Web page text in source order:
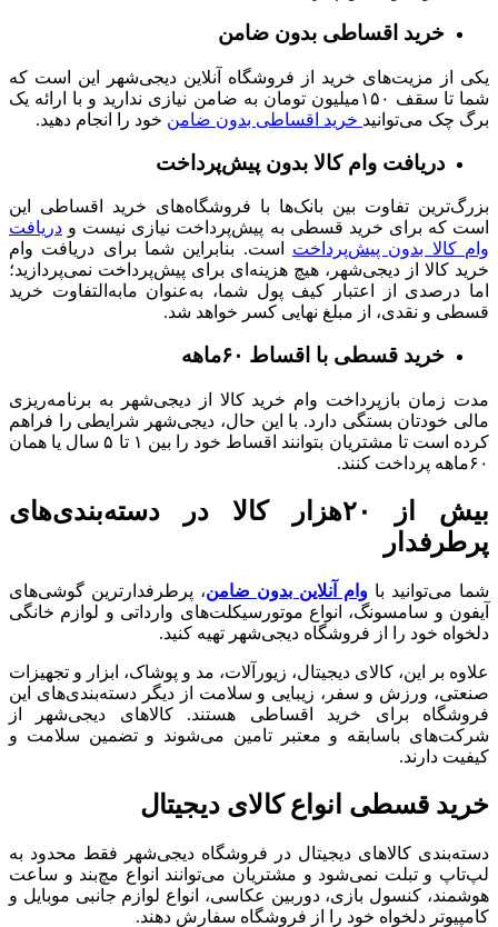
خرید اقساطی بدون ضامن
یکی از مزیت‌های خرید از فروشگاه آنلاین دیجی‌شهر این است که
شما تا سقف ۱۵۰میلیون تومان به ضامن نیازی ندارید و با ارائه یک
برگ چک می‌توانید خرید اقساطی بدون ضامن خود را انجام دهید.
دریافت وام کالا بدون پیش‌پرداخت
بزرگ‌ترین تفاوت بین بانک‌ها با فروشگاه‌های خرید اقساطی این
است که برای خرید قسطی به پیش‌پرداخت نیازی نیست و دریافت
وام کالا بدون پیش‌پرداخت
است. بنابراین شما برای دریافت وام
خرید کالا از دیجی‌شهر، هیچ هزینه‌ای برای پیش‌پرداخت نمی‌پردازید؛
اما درصدی از اعتبار کیف پول شما، به‌عنوان مابه‌التفاوت خرید
قسطی و نقدی، از مبلغ نهایی کسر خواهد شد.
خرید قسطی با اقساط ۶۰ماهه
مدت زمان بازپرداخت وام خرید کالا از دیجی‌شهر به برنامه‌ریزی
مالی خودتان بستگی دارد. با این حال، دیجی‌شهر شرایطی را فراهم
کرده است تا مشتریان بتوانند اقساط خود را بین ۱ تا ۵ سال یا همان
۶۰ماهه پرداخت کنند.
بیش از ۲۰هزار کالا در دسته‌بندی‌های
پرطرفدار
شما می‌توانید با وام آنلاین بدون ضامن، پرطرفدارترین گوشی‌های
آیفون و سامسونگ، انواع موتورسیکلت‌‌های وارداتی و لوازم خانگی
دلخواه خود را از فروشگاه دیجی‌شهر تهیه کنید.
علاوه بر این، کالای دیجیتال، زیورآلات، مد و پوشاک، ابزار و تجهیزات
صنعتی، ورزش و سفر، زیبایی و سلامت از دیگر دسته‌بندی‌های این
فروشگاه برای خرید اقساطی هستند. کالاهای دیجی‌شهر از
شرکت‌های باسابقه و معتبر تامین می‌شوند و تضمین‌ سلامت و
کیفیت دارند.
خرید قسطی انواع کالای دیجیتال
دسته‌بندی کالاهای دیجیتال در فروشگاه دیجی‌شهر فقط محدود به
لپ‌تاپ و تبلت‌ نمی‌شود و مشتریان می‌توانند انواع مچ‌بند و ساعت
هوشمند، کنسول بازی، دوربین عکاسی، انواع لوازم جانبی موبایل و
کامپیوتر دلخواه خود را از فروشگاه سفارش دهند.